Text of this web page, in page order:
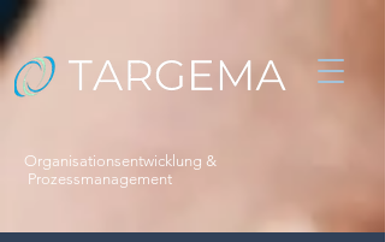
Organisationsentwicklung &
Prozessmanagement